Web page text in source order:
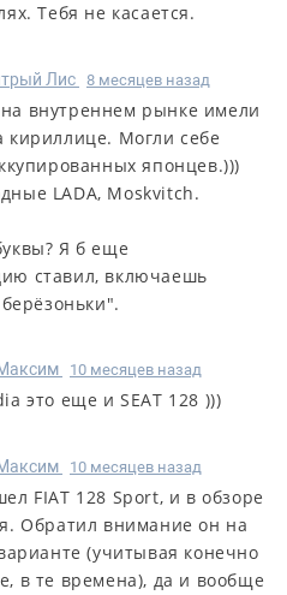
Тебя не касается.
Лис 8 месяцев назад
внутреннем рынке имели
кириллице. Могли себе
японцев.)))
LADA, Moskvitch.
Я б еще
ставил, включаешь
10 месяцев назад
это еще и SEAT 128 )))
10 месяцев назад
FIAT 128 Sport, и в обзоре
Обратил внимание он на
(учитывая конечно
в те времена), да и вообще